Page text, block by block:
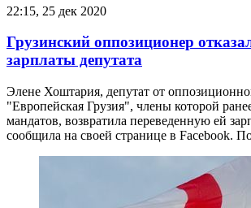
22:15, 25 дек 2020
Грузинский оппозиционер
зарплаты депутата
Элене Хоштария, депутат от
"Европейская Грузия", члены которой
мандатов, возвратила переведенную ей
сообщила на своей странице в Facebook.